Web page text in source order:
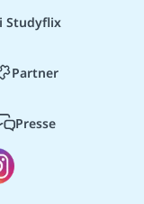
Studyflix
Partner
Presse